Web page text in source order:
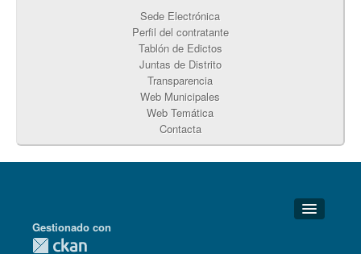
Sede Electrónica
Perfil del contratante
Tablón de Edictos
Juntas de Distrito
Transparencia
Web Municipales
Web Temática
Contacta
Detalles Técnicos
Gestionado con